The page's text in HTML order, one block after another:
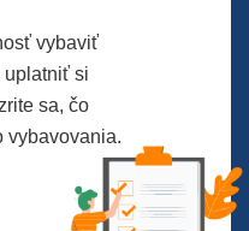
vybaviť
uplatniť si
sa, čo
vybavovania.